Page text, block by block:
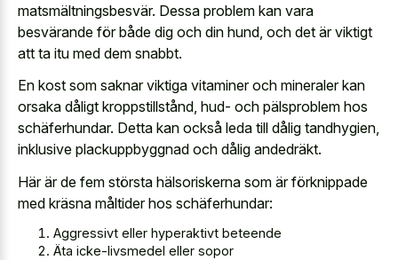
matsmältningsbesvär. Dessa problem kan vara
besvärande för både dig och din hund, och det är viktigt
att ta itu med dem snabbt.
En kost som saknar viktiga vitaminer och mineraler kan
orsaka dåligt kroppstillstånd, hud- och pälsproblem hos
schäferhundar. Detta kan också leda till dålig tandhygien,
inklusive plackuppbyggnad och dålig andedräkt.
Här är de fem största hälsoriskerna som är förknippade
med kräsna måltider hos schäferhundar:
Aggressivt eller hyperaktivt beteende
Äta icke-livsmedel eller sopor